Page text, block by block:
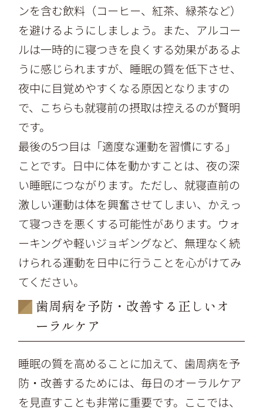
ンを含む飲料（コーヒー、紅茶、緑茶など）
を避けるようにしましょう。また、アルコー
ルは一時的に寝つきを良くする効果があるよ
うに感じられますが、睡眠の質を低下させ、
夜中に目覚めやすくなる原因となりますの
で、こちらも就寝前の摂取は控えるのが賢明
です。
最後の5つ目は「適度な運動を習慣にする」
ことです。日中に体を動かすことは、夜の深
い睡眠につながります。ただし、就寝直前の
激しい運動は体を興奮させてしまい、かえっ
て寝つきを悪くする可能性があります。ウォ
ーキングや軽いジョギングなど、無理なく続
けられる運動を日中に行うことを心がけてみ
てください。
歯周病を予防・改善する正しいオ
ーラルケア
睡眠の質を高めることに加えて、歯周病を予
防・改善するためには、毎日のオーラルケア
を見直すことも非常に重要です。ここでは、